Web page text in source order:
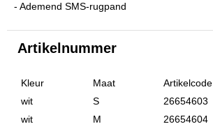
- Ademend SMS-rugpand
Artikelnummer
Kleur Maat
Artikelcode
wit
S
26654603
wit
M
26654604